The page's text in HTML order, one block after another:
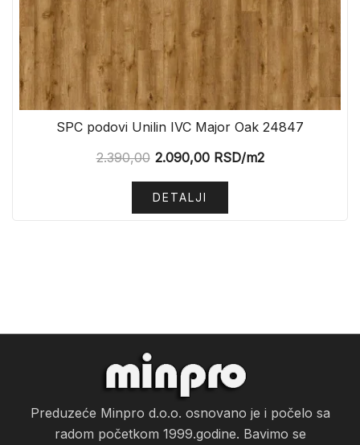
SPC podovi Unilin IVC Major Oak 24847
2.390,00 2.090,00RSD/m2
DETALJI
Preduzeće Minpro d.o.o. osnovano je i počelo sa
radom početkom 1999.godine. Bavimo se